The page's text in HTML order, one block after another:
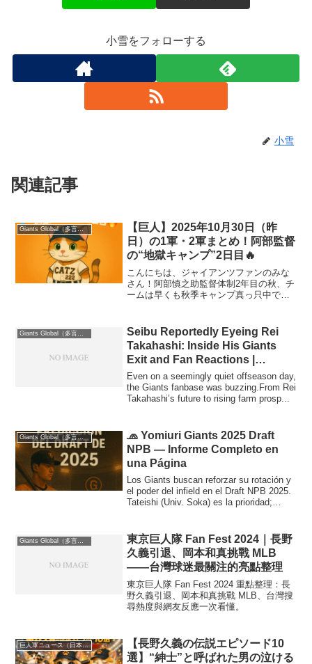
小雪をフォローする
小雪
関連記事
Giants Global（多言語版）
【巨人】2025年10月30日（昨
日）の1軍・2軍まとめ！阿部監督
の“地獄キャンプ”2日目🔥
こんにちは、ジャイアンツファンのみな
さん！阿部慎之助監督体制2年目の秋、チ
ームは早くも秋季キャンプ真っ只中で
ン！“地獄メニュー”と呼ばれる阿部流トレ
ーニングで、G戦...
Seibu Reportedly Eyeing Rei
Takahashi: Inside His Giants
Exit and Fan Reactions |
December 4, 2025
Even on a seemingly quiet offseason day,
the Giants fanbase was buzzing.From Rei
Takahashi’s future to rising farm prosp...
Giants Global（多言語版）
🧢 Yomiuri Giants 2025 Draft
NPB — Informe Completo en
una Página
Los Giants buscan reforzar su rotación y
el poder del infield en el Draft NPB 2025.
Tateishi (Univ. Soka) es la prioridad;
aquí.
Giants Global（多言語版）
東京巨人隊 Fan Fest 2024｜長野
久義引退、岡本和真挑戰 MLB
——台灣球迷最關注的亮點整理
東京巨人隊 Fan Fest 2024 重點整理：長
野久義引退、岡本和真挑戰 MLB、台灣搜
尋熱度與網友反應一次看懂。
巨人軍ニュース（日本語版
【長野久義の伝説エピソード10
選】“紳士”と呼ばれた男の泣ける